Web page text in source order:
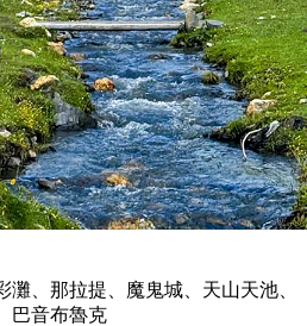
、那拉提、魔鬼城、天山天池、
巴音布魯克